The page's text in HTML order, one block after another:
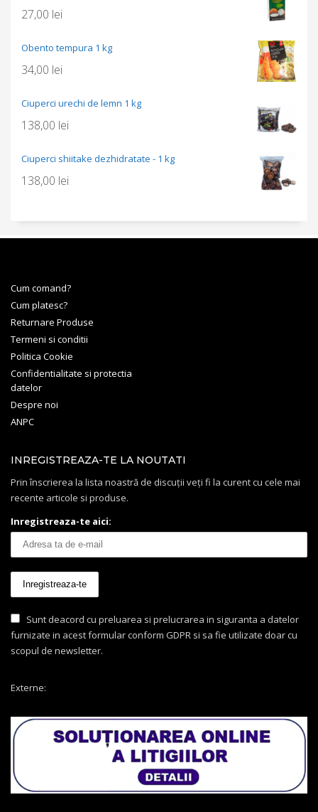
27,00 lei
Obento tempura 1 kg
34,00 lei
Ciuperci urechi de lemn 1 kg
138,00 lei
Ciuperci shiitake dezhidratate - 1 kg
138,00 lei
Cum comand?
Cum platesc?
Returnare Produse
Termeni si conditii
Politica Cookie
Confidentialitate si protectia
datelor
Despre noi
ANPC
INREGISTREAZA-TE LA NOUTATI
Prin înscrierea la lista noastră de discuții veți fi la curent cu cele mai
recente articole si produse.
Inregistreaza-te aici:
Sunt deacord cu preluarea si prelucrarea in siguranta a datelor
furnizate in acest formular conform GDPR si sa fie utilizate doar cu
scopul de newsletter.
Externe: